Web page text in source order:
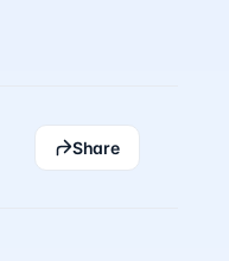
Share